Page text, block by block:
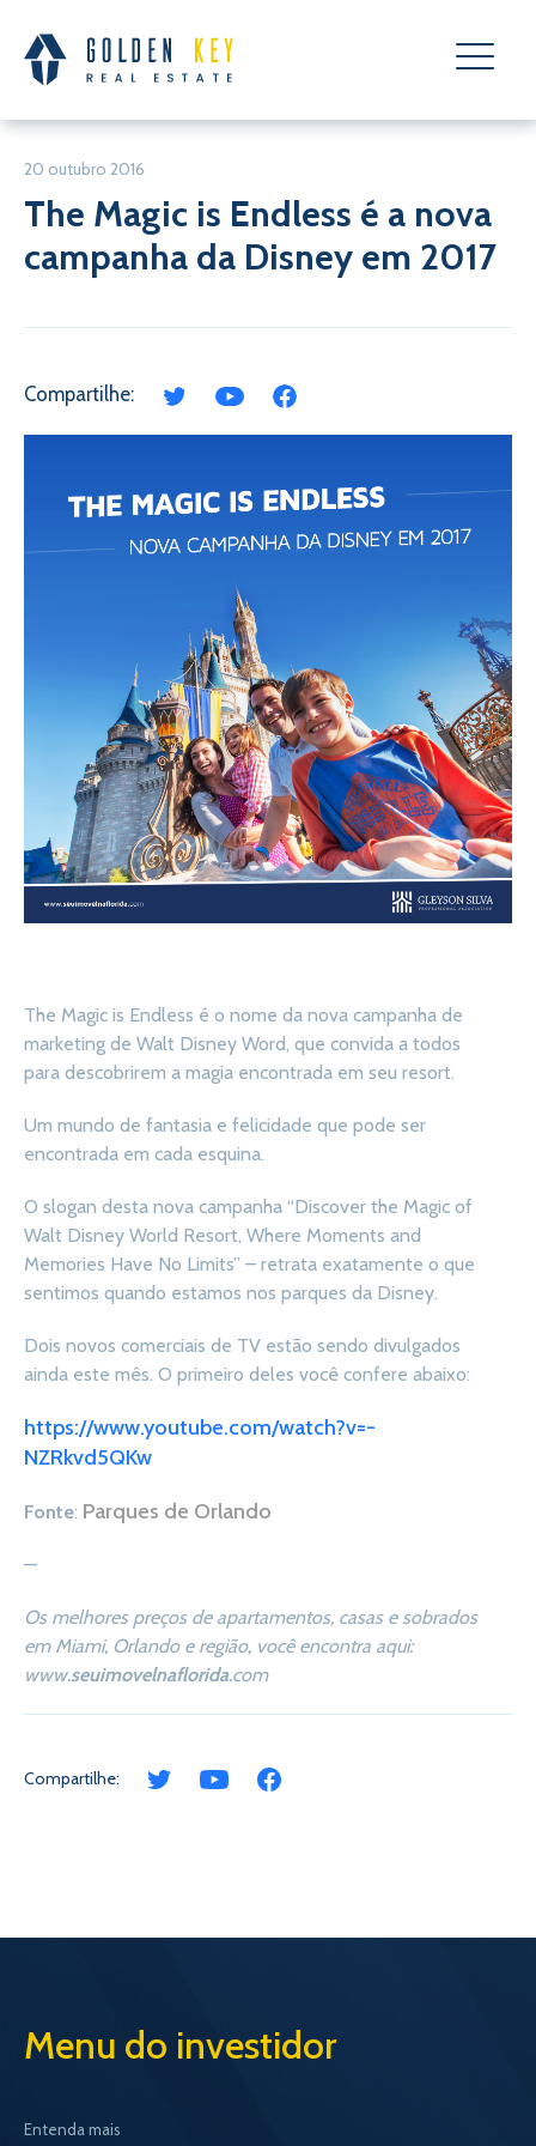
20 outubro 2016
The Magic is Endless é a nova
campanha da Disney em 2017
Compartilhe:
The Magic is Endless é o nome da nova campanha de
marketing de Walt Disney Word, que convida a todos
para descobrirem a magia encontrada em seu resort.
Um mundo de fantasia e felicidade que pode ser
encontrada em cada esquina.
O slogan desta nova campanha “Discover the Magic of
Walt Disney World Resort, Where Moments and
Memories Have No Limits” – retrata exatamente o que
sentimos quando estamos nos parques da Disney.
Dois novos comerciais de TV estão sendo divulgados
ainda este mês. O primeiro deles você confere abaixo:
https://www.youtube.com/watch?v=-
NZRkvd5QKw
Fonte: Parques de Orlando
—
Os melhores preços de apartamentos, casas e sobrados
em Miami, Orlando e região, você encontra aqui:
www.seuimovelnaflorida.com
Compartilhe:
Menu do investidor
Entenda mais